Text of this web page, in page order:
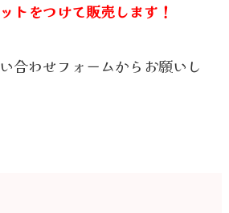
トをつけて販売します！
合わせフォームからお願いし